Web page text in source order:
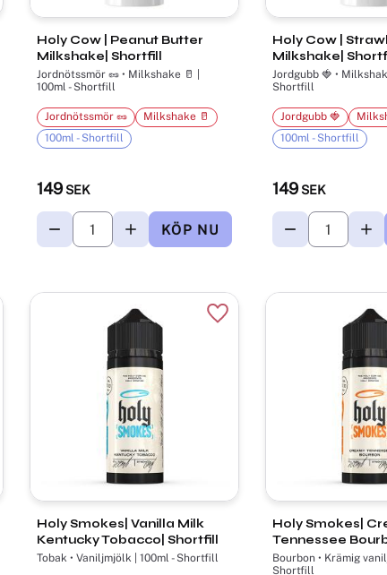
Holy Cow | Peanut Butter
Milkshake| Shortfill
Jordnötssmör 🥜 • Milkshake 🥛 |
100ml - Shortfill
149 SEK
Jordnötssmör 🥜
Milkshake 🥛
100ml - Shortfill
Holy Cow |
Milkshake|
Jordgubb 🍓 • Milkshake 🥛 |
Shortfill
149SEK
Jordgubb 🍓
100ml - Shortfill
till i favoriter
Holy Smokes| Vanilla Milk
Kentucky Tobacco| Shortfill
Tobak • Vaniljmjölk | 100ml - Shortfill
Lägg till i favoriter
Holy Smokes|
Tennessee
Bourbon • Krämig vanilj 🍮 | 100ml -
Shortfill